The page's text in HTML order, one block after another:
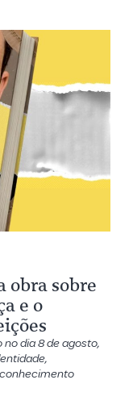
obra sobre
e o
no dia 8 de agosto,